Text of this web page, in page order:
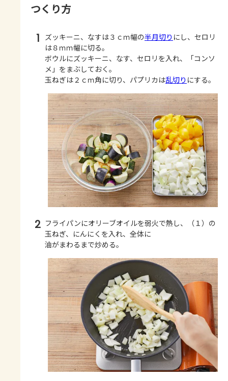
つくり方
1 ズッキーニ、なすは３ｃｍ幅の半月切り にし、セロリ
は８ｍｍ幅に切る。
ボウルにズッキーニ、なす、セロリを入れ、「コンソ
メ」をまぶしておく。
玉ねぎは２ｃｍ角に切り、パプリカは乱切り にする。
2 フライパンにオリーブオイルを弱火で熱し、（１）の
玉ねぎ、にんにくを入れ、全体に
油がまわるまで炒める。